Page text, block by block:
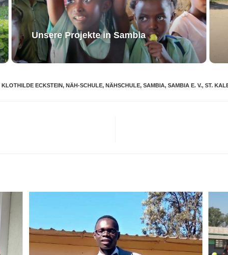
Unsere Projekte in Sambia
KLOTHILDE ECKSTEIN, NÄH-SCHULE, NÄHSCHULE, SAMBIA, SAMBIA E. V., ST.